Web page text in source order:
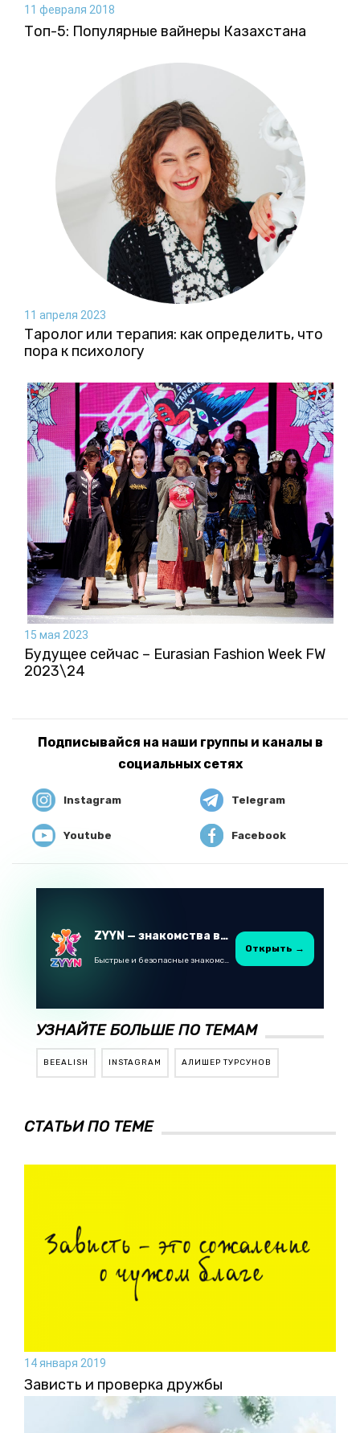
11 февраля 2018
Топ-5: Популярные вайнеры Казахстана
11 апреля 2023
Таролог или терапия: как определить, что
пора к психологу
15 мая 2023
Будущее сейчас – Eurasian Fashion Week FW
2023\24
Подписывайся на наши группы и каналы в
социальных сетях
Instagram Telegram
Youtube Facebook
ZYYN — знакомства в Казахстане
Быстрые и безопасные знакомства в Telegram
Открыть →
УЗНАЙТЕ БОЛЬШЕ ПО ТЕМАМ
BEEALISH INSTAGRAM АЛИШЕР ТУРСУНОВ
СТАТЬИ ПО ТЕМЕ
14 января 2019
Зависть и проверка дружбы